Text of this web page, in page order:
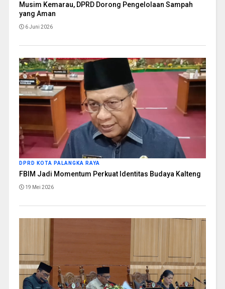
Musim Kemarau, DPRD Dorong Pengelolaan Sampah
yang Aman
6 Juni 2026
DPRD KOTA PALANGKA RAYA
FBIM Jadi Momentum Perkuat Identitas Budaya Kalteng
19 Mei 2026